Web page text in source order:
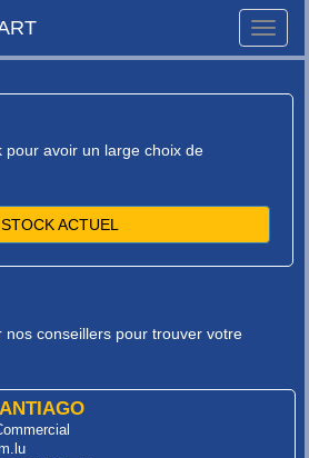
Toggle
pour avoir un large choix de
STOCK ACTUEL
nos conseillers pour trouver votre